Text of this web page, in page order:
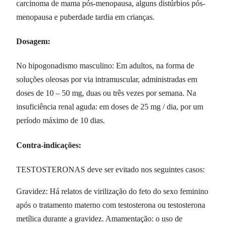
carcinoma de mama pós-menopausa, alguns distúrbios pós-
menopausa e puberdade tardia em crianças.
Dosagem:
No hipogonadismo masculino: Em adultos, na forma de
soluções oleosas por via intramuscular, administradas em
doses de 10 – 50 mg, duas ou três vezes por semana. Na
insuficiência renal aguda: em doses de 25 mg / dia, por um
período máximo de 10 dias.
Contra-indicações:
TESTOSTERONAS deve ser evitado nos seguintes casos:
Gravidez: Há relatos de virilização do feto do sexo feminino
após o tratamento materno com testosterona ou testosterona
metílica durante a gravidez. Amamentação: o uso de